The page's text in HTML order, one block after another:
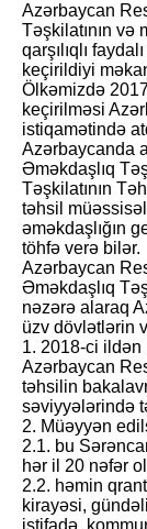
Azərbaycan
Təşkilatının
qarşılıqlı
keçirildiyi
Ölkəmizdə
keçirilməsi
istiqamətində
Azərbaycanda
Əməkdaşlıq
Təşkilatının
təhsil
əməkdaşlığın
töhfə verə bilər.
Azərbaycan
Əməkdaşlıq
nəzərə alaraq
üzv dövlətlərin
1. 2018-ci ildən
Azərbaycan
təhsilin
səviyyələrində
2. Müəyyən
2.1. bu
hər il 20 nəfər
2.2. həmin
kirayəsi,
istifadə,